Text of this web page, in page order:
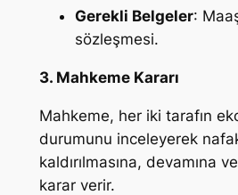
Gerekli Belgeler:
sözleşmesi.
3. Mahkeme Kararı
Mahkeme, her iki tarafın
durumunu inceleyerek
kaldırılmasına, devamına
karar verir.